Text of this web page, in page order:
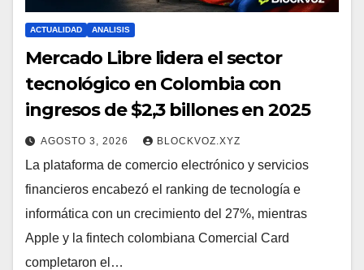
ACTUALIDAD ANALISIS
Mercado Libre lidera el sector
tecnológico en Colombia con
ingresos de $2,3 billones en 2025
AGOSTO 3, 2026 BLOCKVOZ.XYZ
La plataforma de comercio electrónico y servicios
financieros encabezó el ranking de tecnología e
informática con un crecimiento del 27%, mientras
Apple y la fintech colombiana Comercial Card
completaron el…